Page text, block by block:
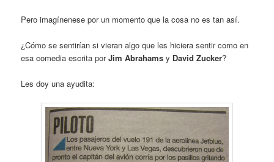
Pero imagínenese por un momento que la cosa no es tan así.
¿Cómo se sentirían si vieran algo que les hiciera sentir como en
esa comedia escrita porJim Abrahams y David Zucker?
Les doy una ayudita: